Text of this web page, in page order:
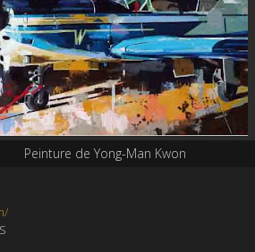
Peinture de Yong-Man Kwon